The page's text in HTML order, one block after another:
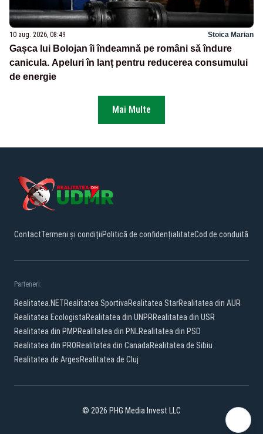
10 aug. 2026, 08:49 Stoica Marian
Gașca lui Bolojan îi îndeamnă pe români să îndure
canicula. Apeluri în lanț pentru reducerea consumului
de energie
Mai Multe
ContactTermeni și condițiiPolitică de confidențialitateCod de conduită
Parteneri:
Realitatea.NETRealitatea SportivaRealitatea StarRealitatea din AUR
Realitatea EcologistaRealitatea din UNPRRealitatea din USR
Realitatea din PMPRealitatea din PNLRealitatea din PSD
Realitatea din PRORealitatea din CanadaRealitatea de Sibiu
Realitatea de ArgesRealitatea de Cluj
© 2026 PHG Media Invest LLC